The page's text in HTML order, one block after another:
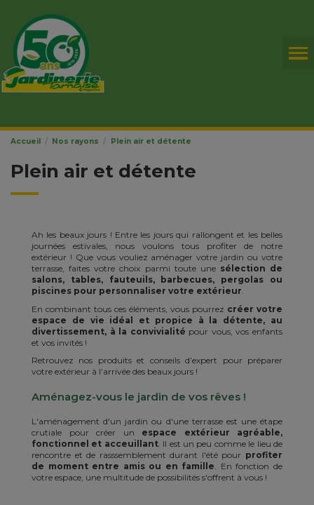
Accueil Nos rayons Plein air et détente
Plein air et détente
Ah les beaux jours ! Entre les jours qui rallongent et les belles
journées estivales, nous voulons tous profiter de notre
extérieur ! Que vous vouliez aménager votre jardin ou votre
terrasse, faites votre choix parmi toute une sélection de
salons, tables, fauteuils, barbecues, pergolas ou
piscines pour personnaliser votre extérieur
En combinant tous ces éléments, vous pourrez créer votre
espace de vie idéal et propice à la détente, au
divertissement, à la convivialité pour vous, vos enfants
et vos invités !
Retrouvez nos produits et conseils d’expert pour préparer
votre extérieur à l’arrivée des beaux jours !
Aménagez-vous le jardin de vos rêves !
L'aménagement d'un jardin ou d'une terrasse est une étape
crutiale pour créer un espace extérieur agréable,
fonctionnel et acceuillant. Il est un peu comme le lieu de
rencontre et de rasssemblement durant l'été pour profiter
de moment entre amis ou en famille. En fonction de
votre espace, une multitude de possibilités s'offrent à vous !